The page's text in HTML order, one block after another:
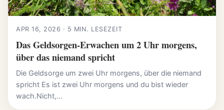
APR 16, 2026 · 5 MIN. LESEZEIT
Das Geldsorgen-Erwachen um 2 Uhr morgens,
über das niemand spricht
Die Geldsorge um zwei Uhr morgens, über die niemand
spricht Es ist zwei Uhr morgens und du bist wieder
wach.Nicht,...